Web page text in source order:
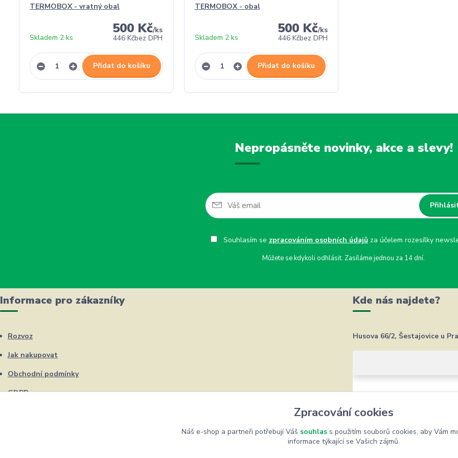
TERMOBOX - vratný obal
500 Kč/ks
446 Kčbez DPH
Skladem 2 ks
Přidat do košíku
TERMOBOX - obal
500 Kč/ks
446 Kčbez DPH
Skladem 2 ks
Přidat do košíku
Nepropásněte novinky, akce a slevy!
Souhlasím se zpracováním osobních údajůza účelem rozesílky
Můžete se kdykoli odhlásit. Zasíláme jednou za 14 dní.
Informace pro zákazníky
Rozvoz
Jak nakupovat
Obchodní podmínky
GDPR
Kde nás najdete?
Husova 66/2, Šestajovice u
Zpracování cookies
Náš e-shop a partneři potřebují Váš souhlass použitím souborů cookies, aby Vám
informace týkající se Vašich zájmů.